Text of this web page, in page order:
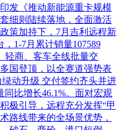
发《推动新能源重卡规模
细则陆续落地，全面激活
策加持下，7月吉利远程新
1-7月累计销量107589
轻商、客车全线批量交
国登顶，以全赛道强势表
动升级 交付签约齐头并进
比增长46.1%。面对宏观
极引导，远程充分发挥“甲
路线带来的全场景优势，